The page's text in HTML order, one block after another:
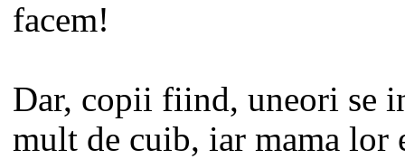
facem!
Dar, copii fiind, uneori se
mult de cuib, iar mama lor